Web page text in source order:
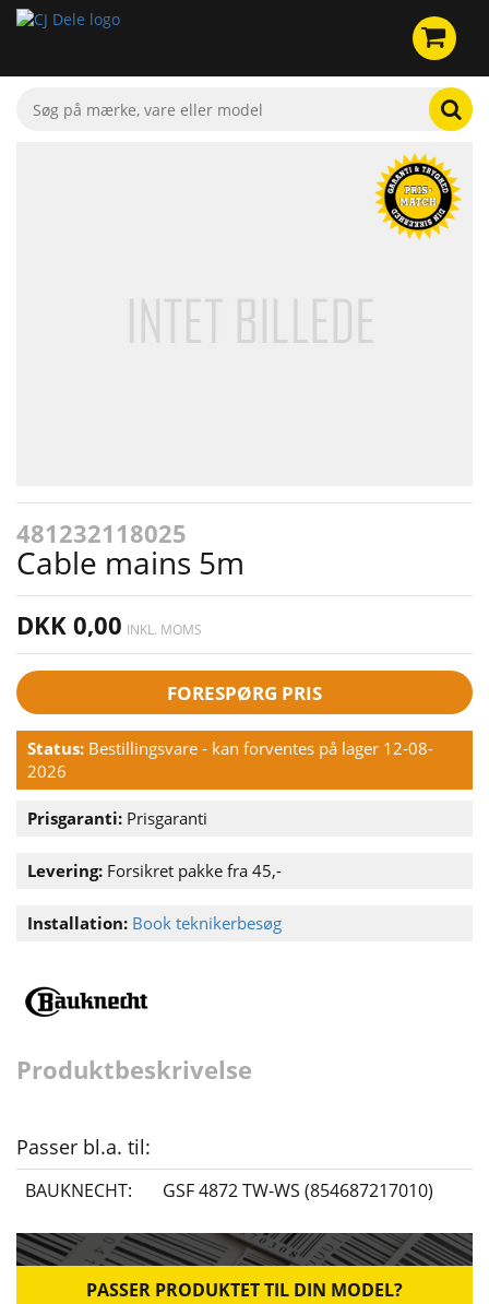
481232118025
Cable mains 5m
DKK 0,00 INKL. MOMS
FORESPØRG PRIS
Status: Bestillingsvare - kan forventes på lager 12-08-
2026
Prisgaranti: Prisgaranti
Levering: Forsikret pakke fra 45,-
Installation: Book teknikerbesøg
Produktbeskrivelse
Passer bl.a. til:
BAUKNECHT: GSF 4872 TW-WS (854687217010)
PASSER PRODUKTET TIL DIN MODEL?